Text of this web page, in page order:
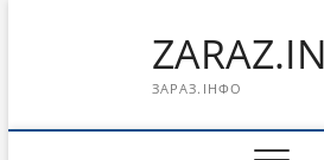
ЗАРАЗ.ІНФО